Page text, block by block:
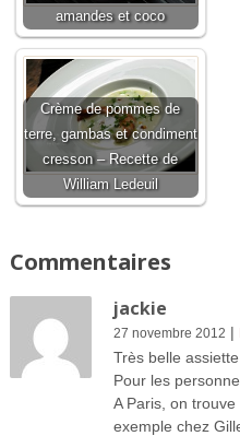
amandes et coco
Crème de pommes de
terre, gambas et condiment
cresson – Recette de
William Ledeuil
Commentaires
jackie
27 novembre 2012 |
Très belle
Pour les
A Paris, on
exemple chez